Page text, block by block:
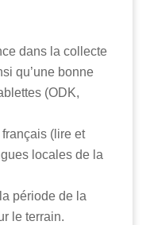
dans la collecte
qu’une bonne
(ODK,
(lire et
locales de la
période de la
le terrain.